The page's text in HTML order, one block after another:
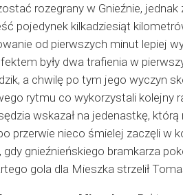
rozegrany w Gnieźnie,
pojedynek kilkadziesiąt
od pierwszych minut lepiej
były dwa trafienia w
a chwilę po tym jego wyczyn
rytmu co wykorzystali kolejny
wskazał na jedenastkę,
przerwie nieco śmielej zaczęli w
gnieźnieńskiego bramkarza
gola dla Mieszka strzelił